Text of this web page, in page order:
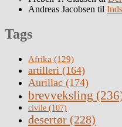
Andreas Jacobsen til
Tags
Afrika (129)
artilleri (164)
Aurillac (174)
brevveksling
civile (107)
desertør (228)